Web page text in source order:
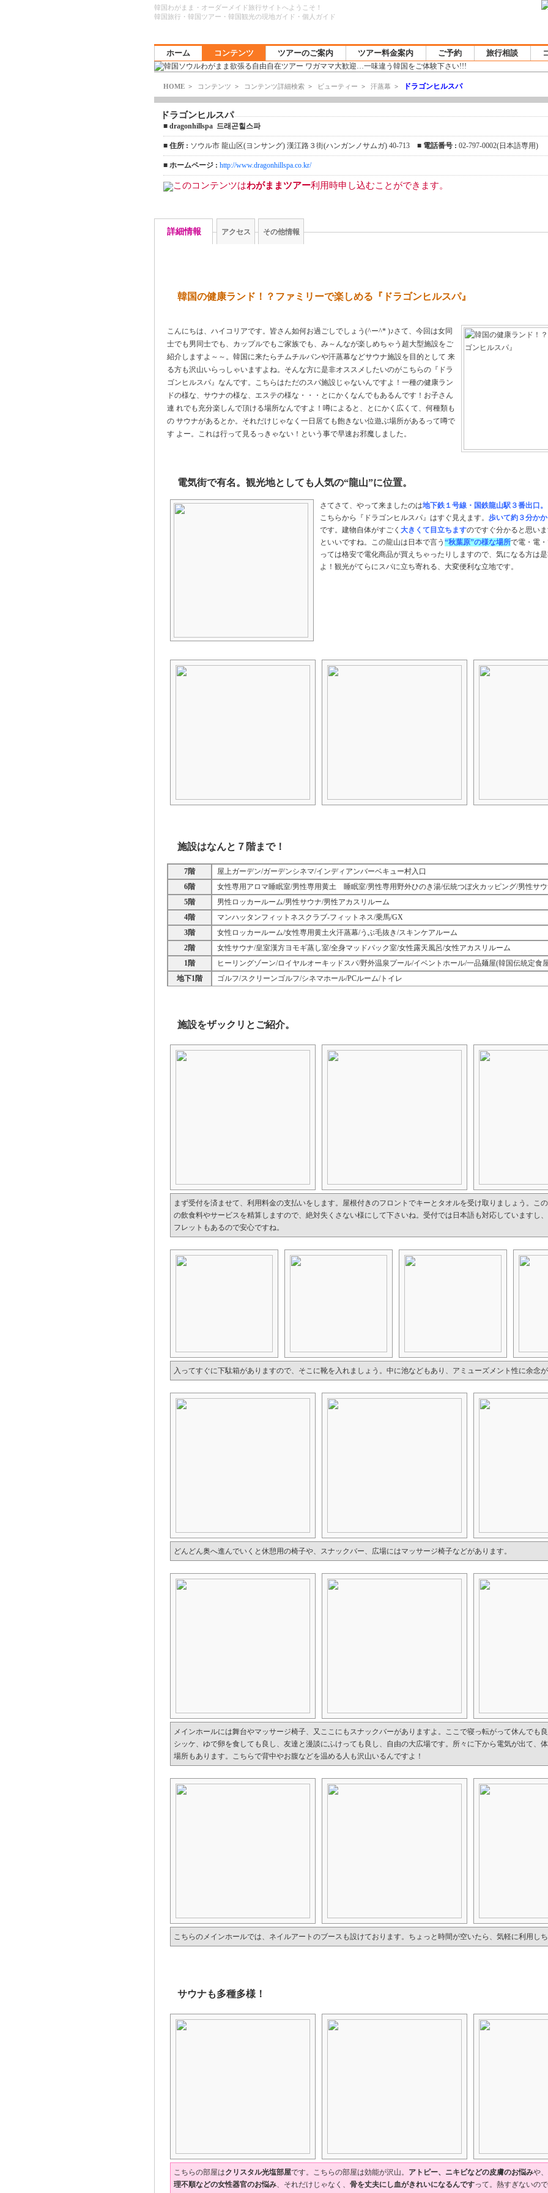
韓国わがまま・オーダーメイド旅行サイトへようこそ！
韓国旅行・韓国ツアー・韓国観光の現地ガイド・個人ガイド
ホーム コンテンツ ツアーのご案内 ツアー料金案内 ご予約 旅行相談
HOME > コンテンツ > コンテンツ詳細検索 > ビューティー > 汗蒸幕 > ドラゴンヒルスパ
ドラゴンヒルスパ
■ dragonhillspa 드래곤힐스파
■ 住所 : ソウル市 龍山区(ヨンサング) 漢江路３街(ハンガンノサムガ) 40-713 ■ 電話番号 : 02-797-0002(日本語専用)
■ ホームページ : http://www.dragonhillspa.co.kr/
このコンテンツはわがままツアー利用時申し込むことができます。
詳細情報 アクセス その他情報
韓国の健康ランド！？ファミリーで楽しめる『ドラゴンヒルスパ』
こんにちは、ハイコリアです。皆さん如何お過ごしでしょう(^ー^* )♪さて、今回は女同
士でも男同士でも、カップルでもご家族でも、み～んなが楽しめちゃう超大型施設をご
紹介しますよ～～。韓国に来たらチムチルバンや汗蒸幕などサウナ施設を目的として 来
る方も沢山いらっしゃいますよね。そんな方に是非オススメしたいのがこちらの『ドラ
ゴンヒルスパ』なんです。こちらはただのスパ施設じゃないんですよ！一種の健康ラン
ドの様な、サウナの様な、エステの様な・・・とにかくなんでもあるんです！お子さん
連 れでも充分楽しんで頂ける場所なんですよ！噂によると、とにかく広くて、何種類も
の サウナがあるとか。それだけじゃなく一日居ても飽きない位遊ぶ場所があるって噂で
す よー。これは行って見るっきゃない！という事で早速お邪魔しました。
電気街で有名。観光地としても人気の“龍山”に位置。
さてさて、やって来ましたのは地下鉄１号線・国鉄龍山駅３番出口。
こちらから『ドラゴンヒルスパ』はすぐ見えます。 歩いて約３分か
です。建物自体がすごく 大きくて目立ちますのですぐ分かると思い
といいですね。この龍山は日本で言う “秋葉原”の様な場所で電・電
っては格安で電化商品が買えちゃったりしますので、気になる方は
よ！観光がてらにスパに立ち寄れる、大変便利な立地です。
施設はなんと７階まで！
7階
屋上ガーデン/ガーデンシネマ/インディアンバーベキュー村入口
6階
女性専用アロマ睡眠室/男性専用黄土 睡眠室/男性専用野外ひのき湯/伝統つぼ火カッピング/男性サウ
5階
男性ロッカールーム/男性サウナ/男性アカスリルーム
4階
マンハッタンフィットネスクラブ-フィットネス/乗馬/GX
3階
女性ロッカールーム/女性専用黄土火汗蒸幕/うぶ毛抜き/スキンケアルーム
2階
女性サウナ/皇室漢方ヨモギ蒸し室/全身マッドパック室/女性露天風呂/女性アカスリルーム
1階
ヒーリングゾーン/ロイヤルオーキッドスパ/野外温泉プール/イベントホール/一品麺屋(韓国伝統定
地下1階
ゴルフ/スクリーンゴルフ/シネマホール/PCルーム/トイレ
施設をザックリとご紹介。
まず受付を済ませて、利用料金の支払いをします。屋根付きのフロントでキーとタオルを受け取りましょう。こ
の飲食料やサービスを精算しますので、絶対失くさない様にして下さいね。受付では日本語も対応していますし
フレットもあるので安心ですね。
入ってすぐに下駄箱がありますので、そこに靴を入れましょう。中に池などもあり、アミューズメント性に余念が
どんどん奥へ進んでいくと休憩用の椅子や、スナックバー、広場にはマッサージ椅子などがあります。
メインホールには舞台やマッサージ椅子、又ここにもスナックバーがありますよ。ここで寝っ転がって休んでも
シッケ、ゆで卵を食しても良し、友達と漫談にふけっても良し、自由の大広場です。所々に下から電気が出て、
場所もあります。こちらで背中やお腹などを温める人も沢山いるんですよ！
こちらのメインホールでは、ネイルアートのブースも設けております。ちょっと時間が空いたら、気軽に利用しち
サウナも多種多様！
こちらの部屋はクリスタル光塩部屋です。こちらの部屋は効能が沢山。 アトピー、ニキビなどの皮膚のお悩みや、
理不順などの女性器官のお悩み、それだけじゃなく、 骨を丈夫にし血がきれいになるんですって。熱すぎないの